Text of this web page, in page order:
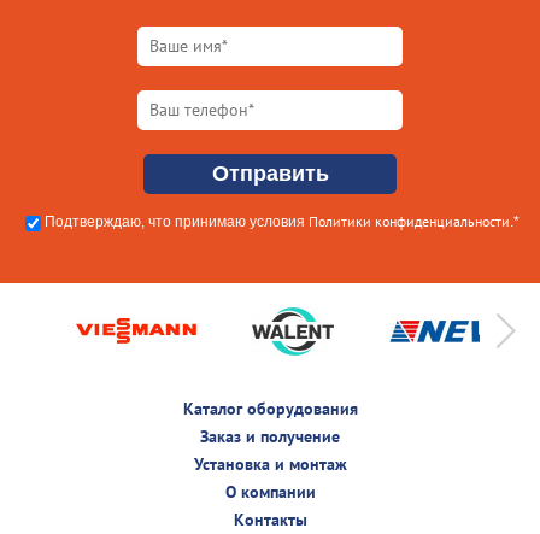
Подтверждаю, что принимаю условия Политики конфиденциальности.*
Каталог оборудования
Заказ и получение
Установка и монтаж
О компании
Контакты